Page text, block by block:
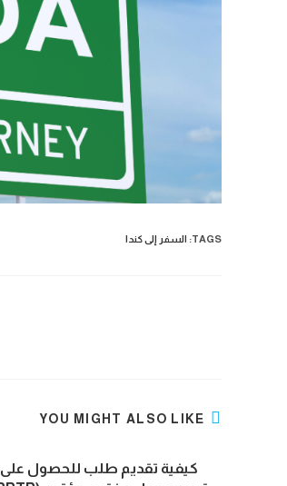
TAGS
: السفر إلى كندا
YOU MIGHT ALSO LIKE
كيفية تقديم طلب للحصول على